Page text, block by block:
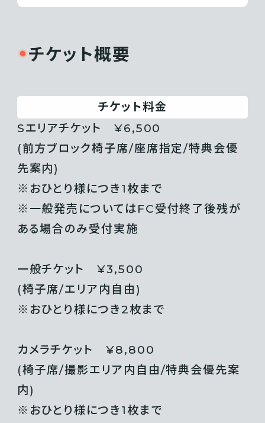
チケット概要
チケット料金
Sエリアチケット ¥6,500
(前方ブロック椅子席/座席指定/特典会優
先案内)
※おひとり様につき1枚まで
※一般発売についてはFC受付終了後残が
ある場合のみ受付実施
一般チケット ¥3,500
(椅子席/エリア内自由)
※おひとり様につき2枚まで
カメラチケット ¥8,800
(椅子席/撮影エリア内自由/特典会優先案
内)
※おひとり様につき1枚まで